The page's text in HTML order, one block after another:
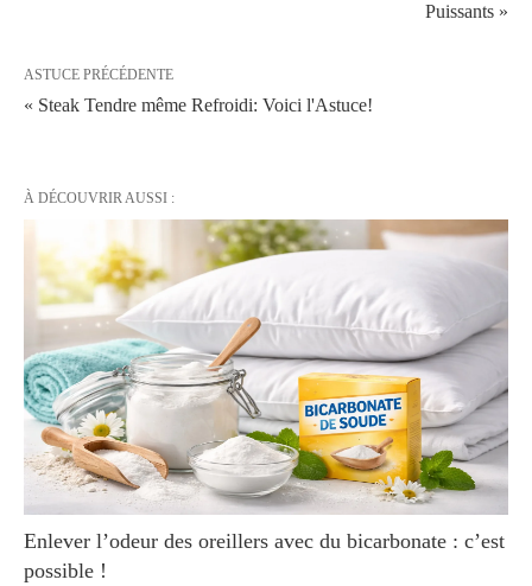
Puissants »
ASTUCE PRÉCÉDENTE
« Steak Tendre même Refroidi: Voici l'Astuce!
À DÉCOUVRIR AUSSI :
Enlever l’odeur des oreillers avec du bicarbonate : c’est
possible !